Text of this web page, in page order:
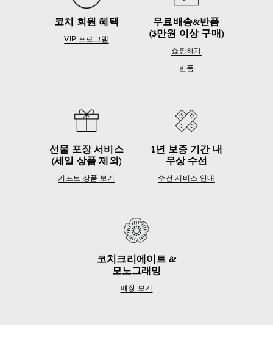
코치 회원 혜택
VIP 프로그램
무료배송&반품
(3만원 이상 구매)
쇼핑하기
반품
선물 포장 서비스
(세일 상품 제외)
기프트 상품 보기
1년 보증 기간 내
무상 수선
수선 서비스 안내
코치크리에이트 &
모노그래밍
매장 보기